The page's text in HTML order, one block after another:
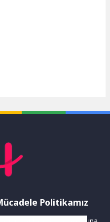
Politikamız